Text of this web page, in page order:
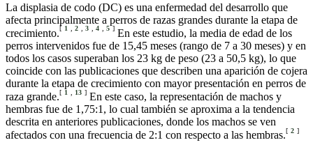
La displasia de codo (DC) es una enfermedad del desarrollo que
afecta principalmente a perros de razas grandes durante la etapa de
crecimiento.[ 1 , 2 , 3 , 4 , 5 ] En este estudio, la media de edad de los
perros intervenidos fue de 15,45 meses (rango de 7 a 30 meses) y en
todos los casos superaban los 23 kg de peso (23 a 50,5 kg), lo que
coincide con las publicaciones que describen una aparición de cojera
durante la etapa de crecimiento con mayor presentación en perros de
raza grande.[ 1 13 ] En este caso, la representación de machos y
hembras fue de 1,75:1, lo cual también se aproxima a la tendencia
descrita en anteriores publicaciones, donde los machos se ven
afectados con una frecuencia de 2:1 con respecto a las hembras.[ 2 ]